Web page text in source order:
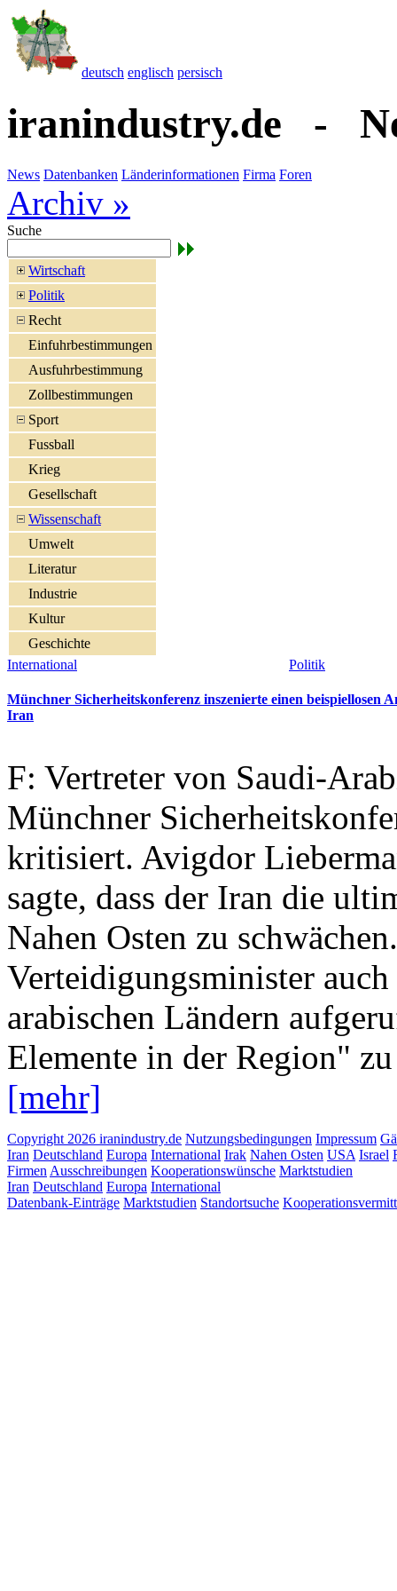
deutsch englisch persisch
iranindustry.de -
News Datenbanken Länderinformationen Firma Foren
Archiv »
Suche
Wirtschaft
Politik
Recht
Einfuhrbestimmungen
Ausfuhrbestimmung
Zollbestimmungen
Sport
Fussball
Krieg
Gesellschaft
Wissenschaft
Umwelt
Literatur
Industrie
Kultur
Geschichte
International
Politik
Münchner Sicherheitskonferenz inszenierte einen
Iran
F: Vertreter von Saudi-
Münchner
kritisiert. Avigdor
sagte, dass der Iran die
Nahen Osten zu
Verteidigungsminister
arabischen Ländern
Elemente in der Region"
[mehr]
Copyright 2026 iranindustry.de Nutzungsbedingungen Impressum
Iran Deutschland Europa International Irak Nahen Osten USA Israel
Firmen Ausschreibungen Kooperationswünsche Marktstudien
Iran Deutschland Europa International
Datenbank-Einträge Marktstudien Standortsuche